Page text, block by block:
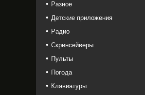
Разное
Детские приложения
Радио
Скринсейверы
Пульты
Погода
Клавиатуры